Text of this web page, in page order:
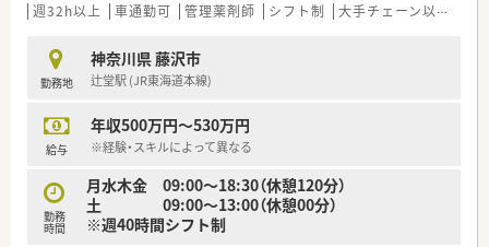
週32h以上 車通勤可 管理薬剤師 シフト制 大手チェーン以外
勤務地
神奈川県 藤沢市
辻堂駅 (JR東海道本線)
給与
年収500万円～530万円
※経験・スキルによって異なる
勤務
時間
月水木金 09:00～18:30（休憩120分）
土 09:00～13:00（休憩00分）
※週40時間シフト制